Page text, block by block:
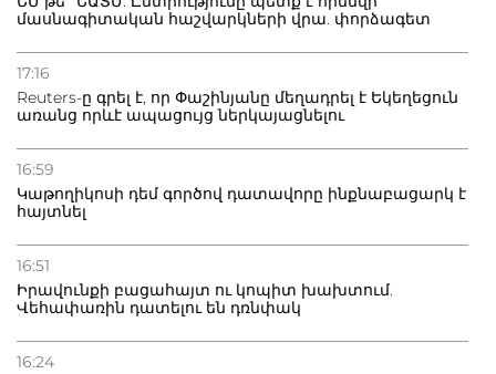
մասնագիտական հաշվարկների վրա. փորձագետ
17:16
Reuters-ը գրել է, որ Փաշինյանը մեղադրել է Եկեղեցուն
առանց որևէ ապացույց ներկայացնելու
16:59
Կաթողիկոսի դեմ գործով դատավորը ինքնաբացարկ է
հայտնել
16:51
Իրավունքի բացահայտ ու կոպիտ խախտում.
Վեհափառին դատելու են դռնփակ
16:24
20.07.2026
Բաքվի բանտից գեներալ Մանուկյանը դիմել է
Փաշինյանին